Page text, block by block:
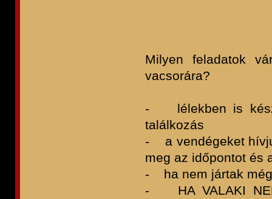
Milyen feladatok
vacsorára?
- lélekben is
találkozás
- a vendégeket
meg az időpontot és
- ha nem jártak még
- HA VALAKI NEM